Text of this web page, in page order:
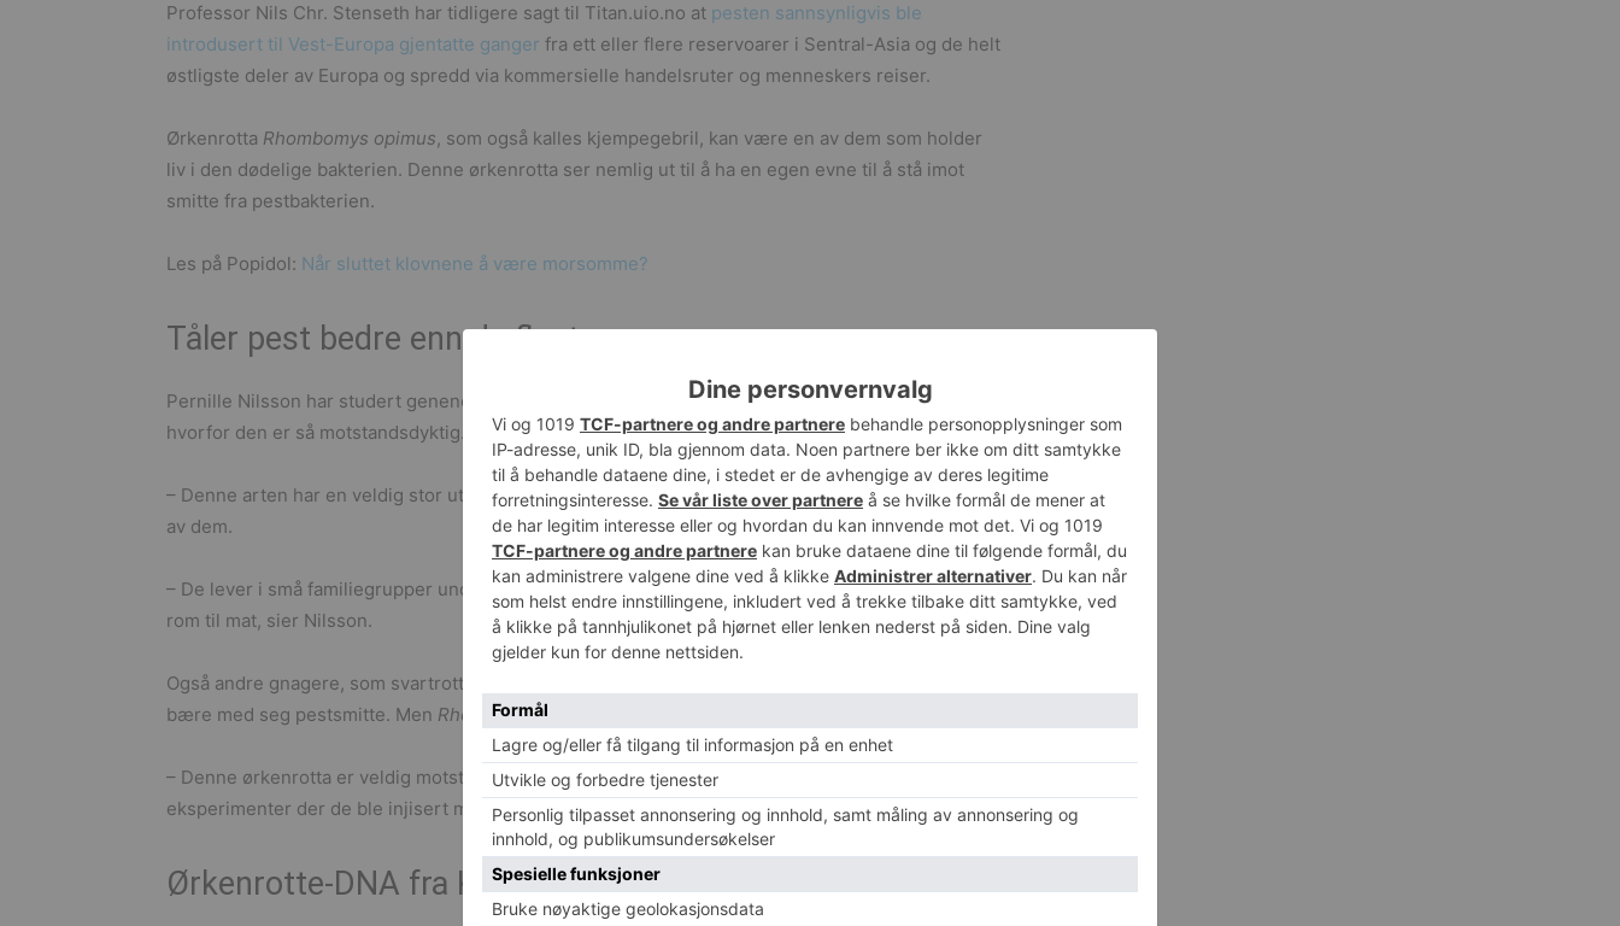
Professor Nils Chr. Stenseth har tidligere sagt til Titan.uio.no at pesten sannsynligvis ble
introdusert til Vest-Europa gjentatte ganger fra ett eller flere reservoarer i Sentral-Asia og de helt
østligste deler av Europa og spredd via kommersielle handelsruter og menneskers reiser.
Ørkenrotta Rhombomys opimus, som også kalles kjempegebril, kan være en av dem som holder
liv i den dødelige bakterien. Denne ørkenrotta ser nemlig ut til å ha en egen evne til å stå imot
smitte fra pestbakterien.
Les på Popidol: Når sluttet klovnene å være morsomme?
Tåler pest bedre enn de fleste
Pernille Nilsson har studert genene til nettopp denne ørkenrotta for å se om hun kunne finne ut
hvorfor den er så motstandsdyktig.
– Denne arten har en veldig stor utbredelse, fra Iran og langt inn i Kina. Det finnes veldig mange
av dem.
– De lever i små familiegrupper under jorden der de graver huleganger med egne barnerom og
rom til mat, sier Nilsson.
Også andre gnagere, som svartrotta på Madagaskar eller brunrotta i middelalderens Europa, kan
bære med seg pestsmitte. Men Rhombomys opimus
– Denne ørkenrotta er veldig motstandsdyktig overfor pest. En høy andel av dem har overlevd
eksperimenter der de ble injisert med pest, forteller hun.
Ørkenrotte-DNA fra Kina